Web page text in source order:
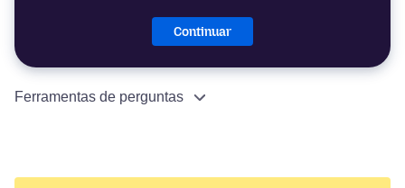
Continuar
Ferramentas de perguntas